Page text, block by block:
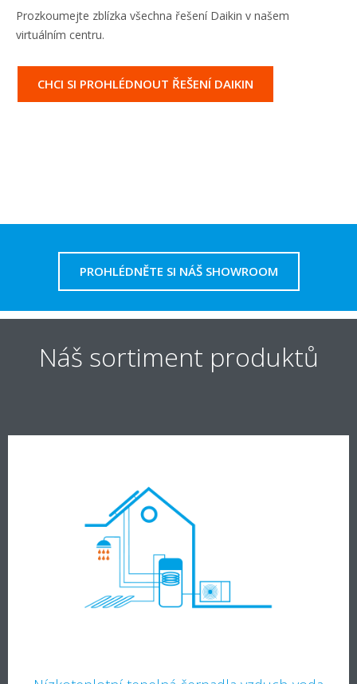
Prozkoumejte zblízka všechna řešení Daikin v našem
virtuálním centru.
CHCI SI PROHLÉDNOUT ŘEŠENÍ DAIKIN
PROHLÉDNĚTE SI NÁŠ SHOWROOM
Náš sortiment produktů